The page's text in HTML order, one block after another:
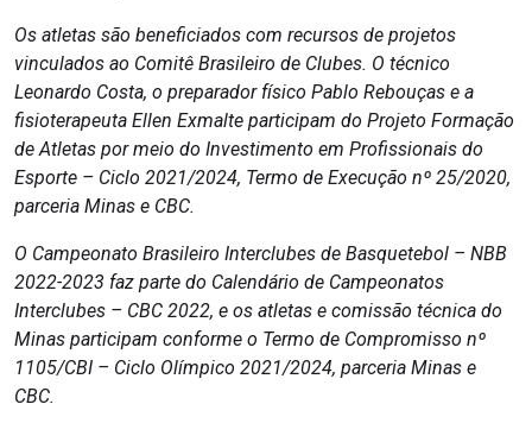
Os atletas são beneficiados com recursos de projetos
vinculados ao Comitê Brasileiro de Clubes. O técnico
Leonardo Costa, o preparador físico Pablo Rebouças e a
fisioterapeuta Ellen Exmalte participam do Projeto Formação
de Atletas por meio do Investimento em Profissionais do
Esporte – Ciclo 2021/2024, Termo de Execução nº 25/2020,
parceria Minas e CBC.
O Campeonato Brasileiro Interclubes de Basquetebol – NBB
2022-2023 faz parte do Calendário de Campeonatos
Interclubes – CBC 2022, e os atletas e comissão técnica do
Minas participam conforme o Termo de Compromisso nº
1105/CBI – Ciclo Olímpico 2021/2024, parceria Minas e
CBC.